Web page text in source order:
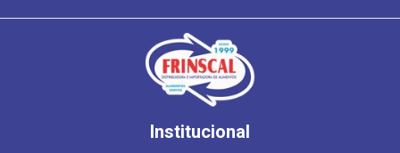
Institucional